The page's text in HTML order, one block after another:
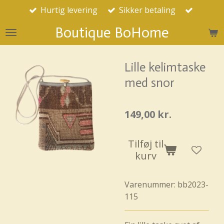
Spring
hovedindhold Boutique BoHome
Hurtig levering Sikker betaling
Lille kelimtaske
med snor
149,00 kr.
Tilføj til
kurv
Varenummer: bb2023-
115